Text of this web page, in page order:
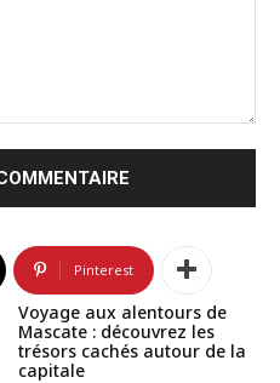
Pinterest
Voyage aux alentours de
Mascate : découvrez les
trésors cachés autour de la
capitale